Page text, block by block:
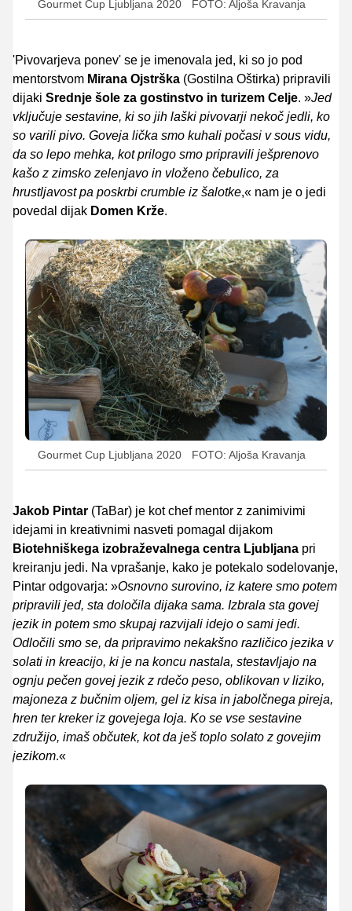
Gourmet Cup Ljubljana 2020 FOTO: Aljoša Kravanja
'Pivovarjeva ponev' se je imenovala jed, ki so jo pod
mentorstvom Mirana Ojstrška (Gostilna Oštirka) pripravili
dijaki Srednje šole za gostinstvo in turizem Celje. »Jed
vključuje sestavine, ki so jih laški pivovarji nekoč jedli, ko
so varili pivo. Goveja lička smo kuhali počasi v sous vidu,
da so lepo mehka, kot prilogo smo pripravili ješprenovo
kašo z zimsko zelenjavo in vloženo čebulico, za
hrustljavost pa poskrbi crumble iz šalotke,« nam je o jedi
povedal dijak Domen Krže.
Gourmet Cup Ljubljana 2020 FOTO: Aljoša Kravanja
Jakob Pintar (TaBar) je kot chef mentor z zanimivimi
idejami in kreativnimi nasveti pomagal dijakom
Biotehniškega izobraževalnega centra Ljubljana pri
kreiranju jedi. Na vprašanje, kako je potekalo sodelovanje,
Pintar odgovarja: »Osnovno surovino, iz katere smo potem
pripravili jed, sta določila dijaka sama. Izbrala sta govej
jezik in potem smo skupaj razvijali idejo o sami jedi.
Odločili smo se, da pripravimo nekakšno različico jezika v
solati in kreacijo, ki je na koncu nastala, stestavljajo na
ognju pečen govej jezik z rdečo peso, oblikovan v liziko,
majoneza z bučnim oljem, gel iz kisa in jabolčnega pireja,
hren ter kreker iz govejega loja. Ko se vse sestavine
združijo, imaš občutek, kot da ješ toplo solato z govejim
jezikom.«